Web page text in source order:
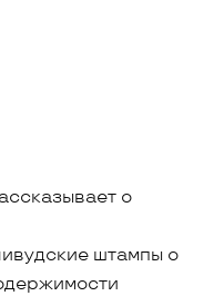
о
штампы о